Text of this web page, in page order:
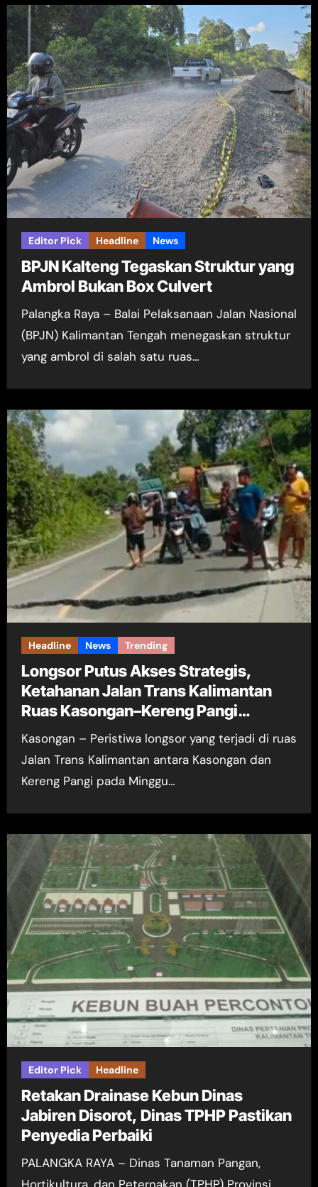
Editor Pick Headline News
BPJN Kalteng Tegaskan Struktur yang
Ambrol Bukan Box Culvert
Palangka Raya – Balai Pelaksanaan Jalan Nasional
(BPJN) Kalimantan Tengah menegaskan struktur
yang ambrol di salah satu ruas…
Headline News Trending
Longsor Putus Akses Strategis,
Ketahanan Jalan Trans Kalimantan
Ruas Kasongan–Kereng Pangi
Dipertanyakan
Kasongan – Peristiwa longsor yang terjadi di ruas
Jalan Trans Kalimantan antara Kasongan dan
Kereng Pangi pada Minggu…
Editor Pick Headline
Retakan Drainase Kebun Dinas
Jabiren Disorot, Dinas TPHP Pastikan
Penyedia Perbaiki
PALANGKA RAYA – Dinas Tanaman Pangan,